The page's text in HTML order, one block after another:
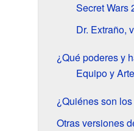
Secret Wars
Dr. Extraño,
¿Qué poderes y
Equipo y
¿Quiénes son
Otras versiones